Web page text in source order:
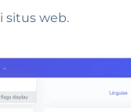
situs web.